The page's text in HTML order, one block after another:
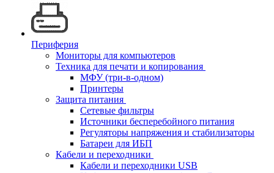
Периферия
Мониторы для компьютеров
Техника для печати и копирования
МФУ (три-в-одном)
Принтеры
Защита питания
Сетевые фильтры
Источники бесперебойного питания
Регуляторы напряжения и стабилизаторы
Батареи для ИБП
Кабели и переходники
Кабели и переходники USB